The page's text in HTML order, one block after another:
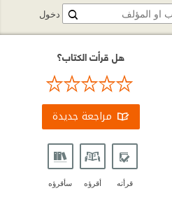
هل قرأت الكتاب؟
مراجعة جديدة
قرأته أقرؤه سأقرؤه
دخول